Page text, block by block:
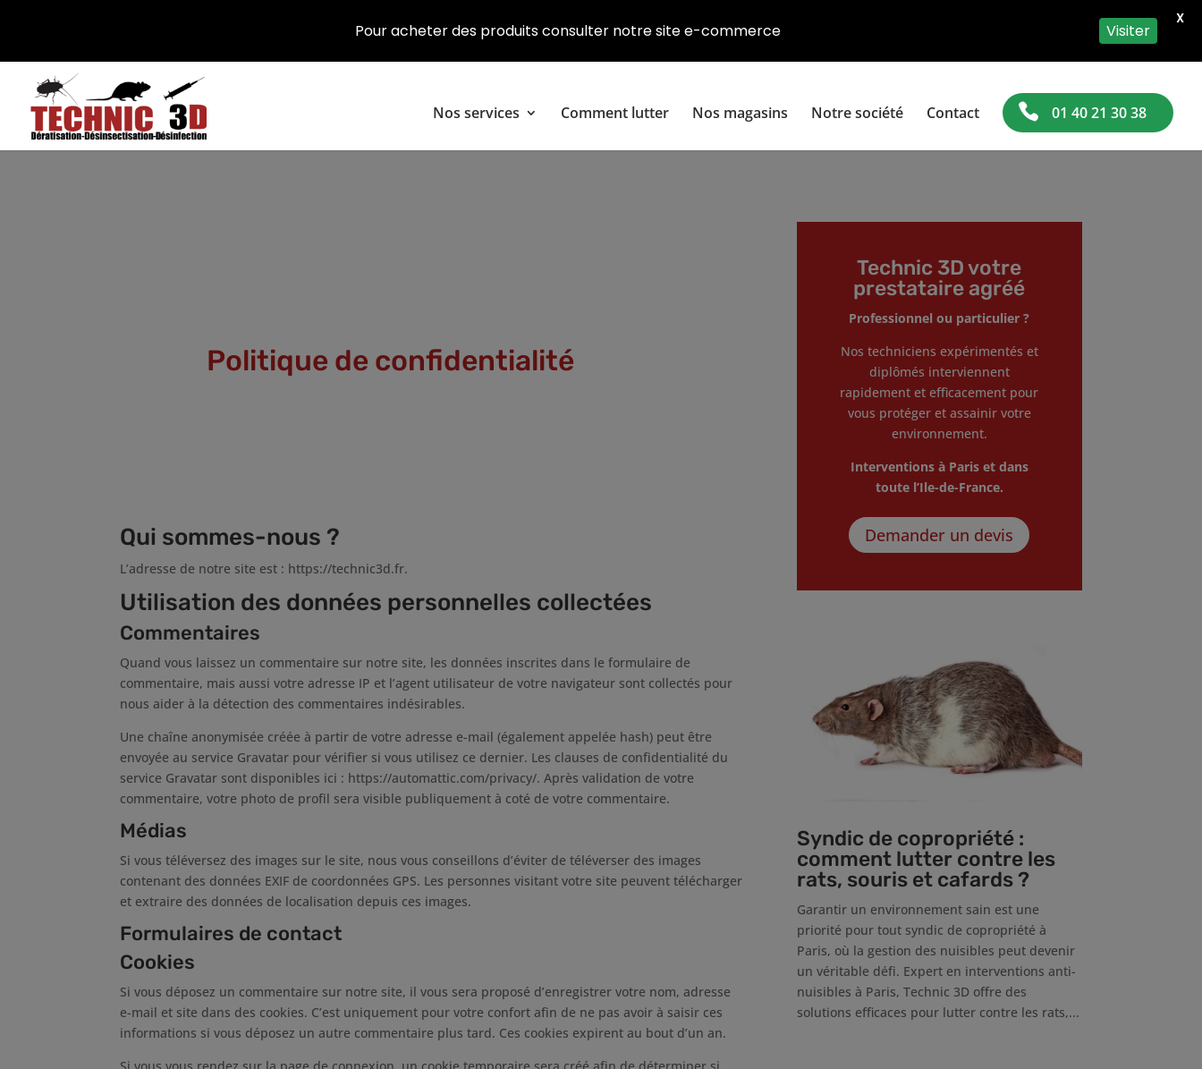
Nos services Comment lutter Nos magasins Notre société Contact 01 40 21 30 38
Politique de confidentialité
Qui sommes-nous ?
L’adresse de notre site est : https://technic3d.fr.
Utilisation des données personnelles collectées
Commentaires
Quand vous laissez un commentaire sur notre site, les données inscrites dans le formulaire de
commentaire, mais aussi votre adresse IP et l’agent utilisateur de votre navigateur sont collectés pour
nous aider à la détection des commentaires indésirables.
Une chaîne anonymisée créée à partir de votre adresse e-mail (également appelée hash) peut être
envoyée au service Gravatar pour vérifier si vous utilisez ce dernier. Les clauses de confidentialité du
service Gravatar sont disponibles ici : https://automattic.com/privacy/. Après validation de votre
commentaire, votre photo de profil sera visible publiquement à coté de votre commentaire.
Médias
Si vous téléversez des images sur le site, nous vous conseillons d’éviter de téléverser des images
contenant des données EXIF de coordonnées GPS. Les personnes visitant votre site peuvent télécharger
et extraire des données de localisation depuis ces images.
Formulaires de contact
Cookies
Si vous déposez un commentaire sur notre site, il vous sera proposé d’enregistrer votre nom, adresse
e-mail et site dans des cookies. C’est uniquement pour votre confort afin de ne pas avoir à saisir ces
informations si vous déposez un autre commentaire plus tard. Ces cookies expirent au bout d’un an.
Technic 3D votre
prestataire agréé
Professionnel ou particulier ?
Nos techniciens expérimentés et
diplômés interviennent
rapidement et efficacement pour
vous protéger et assainir votre
environnement.
Interventions à Paris et dans
toute l’Ile-de-France.
Demander un devis
Syndic de copropriété :
comment lutter contre les
rats, souris et cafards ?
Garantir un environnement sain est une
priorité pour tout syndic de copropriété à
Paris, où la gestion des nuisibles peut devenir
un véritable défi. Expert en interventions anti-
nuisibles à Paris, Technic 3D offre des
solutions efficaces pour lutter contre les rats,...
Pour acheter des produits consulter notre site e-commerce Visiter
X